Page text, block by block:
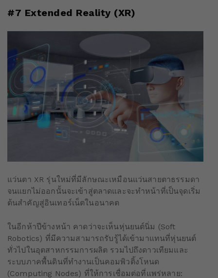
#7 Extended Reality (XR)
แว่นตา XR รุ่นใหม่ที่มีลักษณะเหมือนแว่นสายตาธรรมดา
จนแยกไม่ออกนั้นจะเข้าสู่ตลาดและจะทำหน้าที่เป็นจุดเริ่ม
ต้นสำคัญสู่อินเทอร์เน็ตในอนาคต
ในอีกห้าปีข้างหน้า คาดว่าจะเห็นหุ่นยนต์นิ่ม (Soft
Robotics) ที่มีความสามารถรับรู้ได้เข้ามาแทนที่หุ่นยนต์
ทั่วไปในอุตสาหกรรมการผลิต รวมไปถึงดาวเทียมและ
ระบบภาคพื้นดินที่ทำงานเป็นคอมพิวติ้งโหนด
(Computing Nodes) ที่ให้การเชื่อมต่อที่แพร่หลาย: